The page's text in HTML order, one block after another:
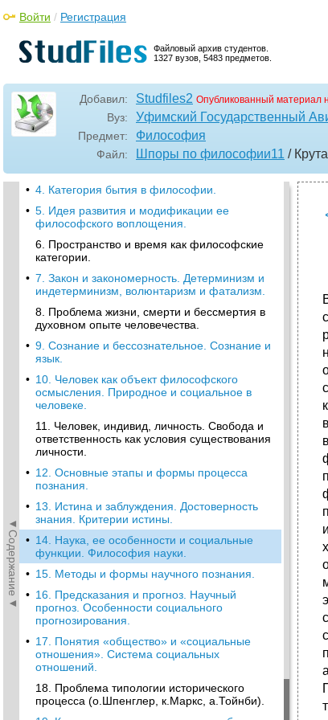
Файловый архив студентов.
1327 вузов, 5483 предметов.
Войти / Регистрация
Добавил: Studfiles2 Опубликованный материал
Вуз: Уфимский Государственный
Предмет: Философия
Файл: Шпоры по философии11 /
◄Содержание◄
направление.
• 42. Проблема «Запад-Россия-Восток», ее
философские аспекты.
• 2. Понятие «мир», «реальность» и «картина
мира». Условие формирования картины
мира и ее изменения.
3. Понятие идеального. Идеальное и
• 4. Категория бытия в философии.
• 5. Идея развития и модификации ее
философского воплощения.
6. Пространство и время как философские
категории.
• 7. Закон и закономерность. Детерминизм и
индетерминизм, волюнтаризм и фатализм.
8. Проблема жизни, смерти и бессмертия в
духовном опыте человечества.
• 9. Сознание и бессознательное. Сознание и
язык.
• 10. Человек как объект философского
осмысления. Природное и социальное в
человеке.
11. Человек, индивид, личность. Свобода и
ответственность как условия существования
личности.
• 12. Основные этапы и формы процесса
познания.
• 13. Истина и заблуждения. Достоверность
знания. Критерии истины.
• 14. Наука, ее особенности и социальные
функции. Философия науки.
• 15. Методы и формы научного познания.
• 16. Предсказания и прогноз. Научный
прогноз. Особенности социального
прогнозирования.
• 17. Понятия «общество» и «социальные
отношения». Система социальных
отношений.
18. Проблема типологии исторического
процесса (о.Шпенглер, к.Маркс, а.Тойнби).